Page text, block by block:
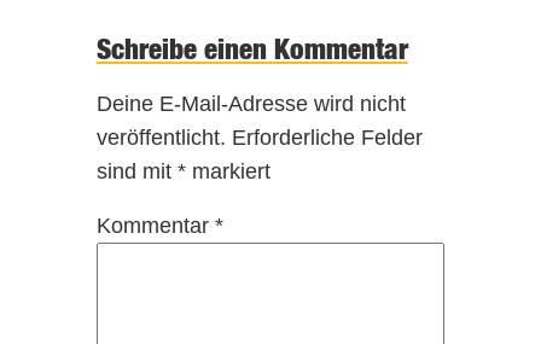
Schreibe einen Kommentar
Deine E-Mail-Adresse wird nicht
veröffentlicht. Erforderliche Felder
sind mit *markiert
Kommentar *